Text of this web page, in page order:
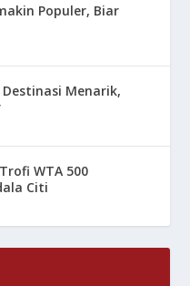
Populer, Biar
Menarik,
WTA 500
Citi